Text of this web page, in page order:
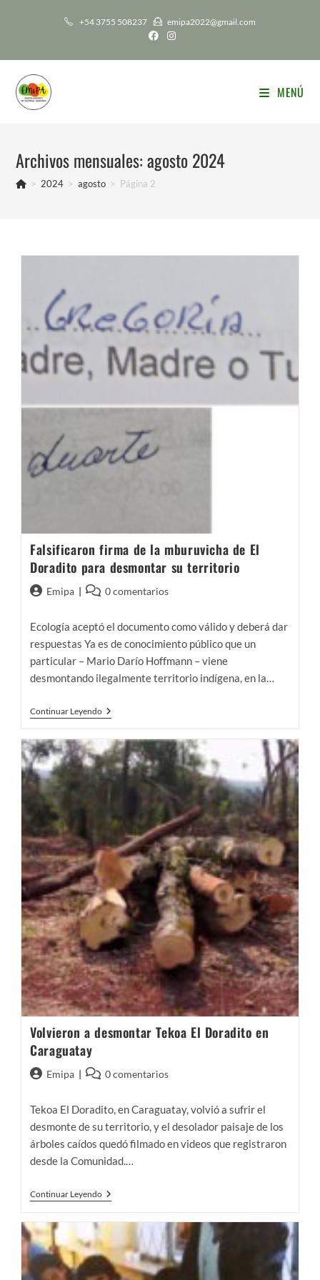
+54 3755 508237 emipa2022@gmail.com
MENÚ
Archivos mensuales: agosto 2024
> 2024 > agosto > Página 2
Falsificaron firma de la mburuvicha de El
Doradito para desmontar su territorio
Autor
la
entrada:
Emipa
Comentarios
entrada:
0 comentarios
Ecología aceptó el documento como válido y deberá dar
respuestas Ya es de conocimiento público que un
particular – Mario Darío Hoffmann – viene
desmontando ilegalmente territorio indígena, en la…
Continuar LeyendoFalsificaron
Firma
La
Mburuvicha
De
El
Territorio
Volvieron a desmontar Tekoa El Doradito en
Caraguatay
Autor
la
Emipa
Comentarios
entrada:
0 comentarios
Tekoa El Doradito, en Caraguatay, volvió a sufrir el
desmonte de su territorio, y el desolador paisaje de los
árboles caídos quedó filmado en videos que registraron
desde la Comunidad.…
Continuar LeyendoVolvieron
A
Tekoa
El
Doradito
En
Caraguatay